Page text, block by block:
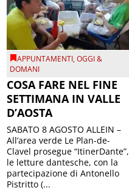
APPUNTAMENTI,OGGI &
DOMANI
COSA FARE NEL FINE
SETTIMANA IN VALLE
D’AOSTA
SABATO 8 AGOSTO ALLEIN –
All’area verde Le Plan-de-
Clavel prosegue “ItinerDante”,
le letture dantesche, con la
partecipazione di Antonello
Pistritto (...